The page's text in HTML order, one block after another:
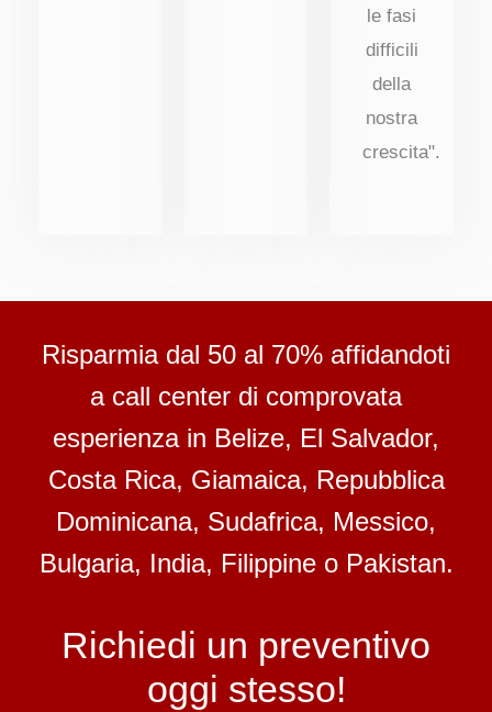
le fasi
difficili
della
nostra
crescita".
Risparmia dal 50 al 70% affidandoti
a call center di comprovata
esperienza in Belize, El Salvador,
Costa Rica, Giamaica, Repubblica
Dominicana, Sudafrica, Messico,
Bulgaria, India, Filippine o Pakistan.
Richiedi un preventivo
oggi stesso!